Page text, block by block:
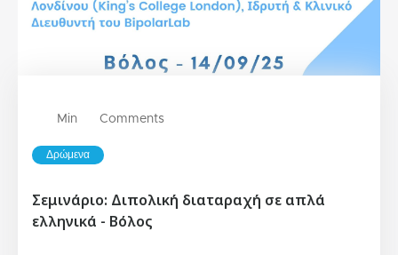
Min Comments
Δρώμενα
Σεμινάριο: Διπολική διαταραχή σε απλά
ελληνικά - Βόλος